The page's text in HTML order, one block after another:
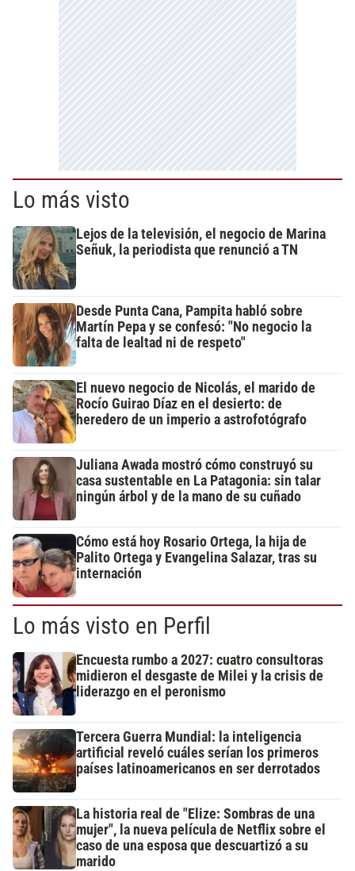
Lo más visto
Lejos de la televisión, el negocio de Marina
Señuk, la periodista que renunció a TN
Desde Punta Cana, Pampita habló sobre
Martín Pepa y se confesó: "No negocio la
falta de lealtad ni de respeto"
El nuevo negocio de Nicolás, el marido de
Rocío Guirao Díaz en el desierto: de
heredero de un imperio a astrofotógrafo
Juliana Awada mostró cómo construyó su
casa sustentable en La Patagonia: sin talar
ningún árbol y de la mano de su cuñado
Cómo está hoy Rosario Ortega, la hija de
Palito Ortega y Evangelina Salazar, tras su
internación
Lo más visto en Perfil
Encuesta rumbo a 2027: cuatro consultoras
midieron el desgaste de Milei y la crisis de
liderazgo en el peronismo
Tercera Guerra Mundial: la inteligencia
artificial reveló cuáles serían los primeros
países latinoamericanos en ser derrotados
La historia real de "Elize: Sombras de una
mujer", la nueva película de Netflix sobre el
caso de una esposa que descuartizó a su
marido